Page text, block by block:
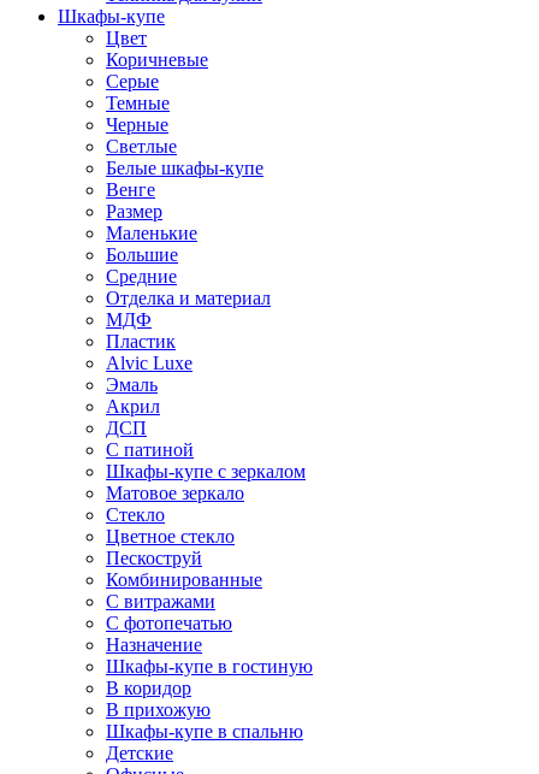
Шкафы-купе
Цвет
Коричневые
Серые
Темные
Черные
Светлые
Белые шкафы-купе
Венге
Размер
Маленькие
Большие
Средние
Отделка и материал
МДФ
Пластик
Alvic Luxe
Эмаль
Акрил
ДСП
С патиной
Шкафы-купе с зеркалом
Матовое зеркало
Стекло
Цветное стекло
Пескоструй
Комбинированные
С витражами
С фотопечатью
Назначение
Шкафы-купе в гостиную
В коридор
В прихожую
Шкафы-купе в спальню
Детские